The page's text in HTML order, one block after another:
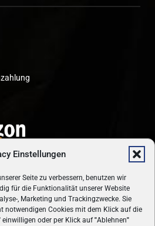
Einstellungen
Seite zu verbessern, benutzen wir
für die Funktionalität unserer Website
, Marketing und Trackingzwecke. Sie
notwendigen Cookies mit dem Klick auf die
einwilligen oder per Klick auf"Ablehnen"